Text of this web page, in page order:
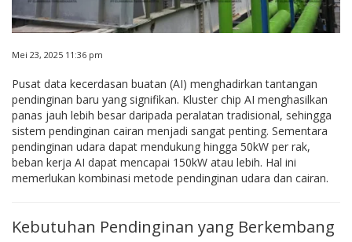
Mei 23, 2025 11:36 pm
Pusat data kecerdasan buatan (AI) menghadirkan tantangan
pendinginan baru yang signifikan. Kluster chip AI menghasilkan
panas jauh lebih besar daripada peralatan tradisional, sehingga
sistem pendinginan cairan menjadi sangat penting. Sementara
pendinginan udara dapat mendukung hingga 50kW per rak,
beban kerja AI dapat mencapai 150kW atau lebih. Hal ini
memerlukan kombinasi metode pendinginan udara dan cairan.
Kebutuhan Pendinginan yang Berkembang